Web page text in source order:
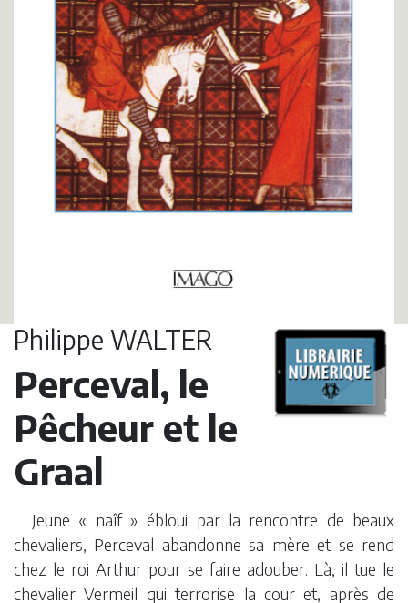
Philippe WALTER
Perceval, le
Pêcheur et le
Graal
Jeune « naîf » ébloui par la rencontre de beaux
chevaliers, Perceval abandonne sa mère et se rend
chez le roi Arthur pour se faire adouber. Là, il tue le
chevalier Vermeil qui terrorise la cour et, après de